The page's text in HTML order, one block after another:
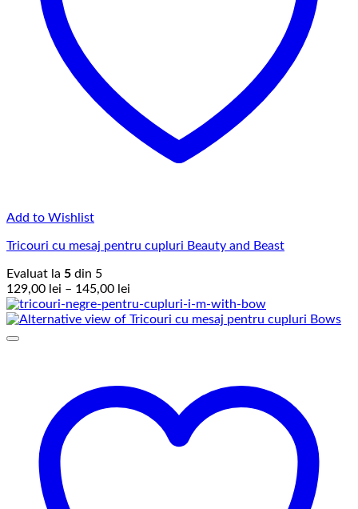
Add to Wishlist
Tricouri cu mesaj pentru cupluri Beauty and Beast
Evaluat la 5 din 5
129,00 lei – 145,00 lei
de
prețuri: